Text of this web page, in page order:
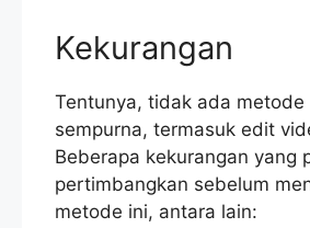
Kekurangan
Tentunya, tidak ada metode
sempurna, termasuk edit
Beberapa kekurangan yang
pertimbangkan sebelum
metode ini, antara lain: